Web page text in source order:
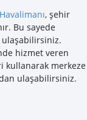
, şehir
Bu sayede
hizmet veren
kullanarak merkeze
ulaşabilirsiniz.